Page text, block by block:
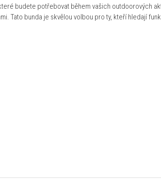
budete potřebovat během vašich outdoorových
Tato bunda je skvělou volbou pro ty, kteří hledají